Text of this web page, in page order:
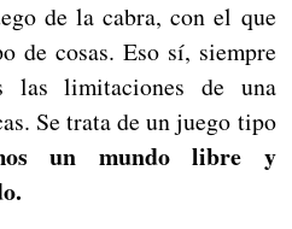
de la cabra, con el que
de cosas. Eso sí, siempre
las limitaciones de una
Se trata de un juego tipo
un mundo libre y